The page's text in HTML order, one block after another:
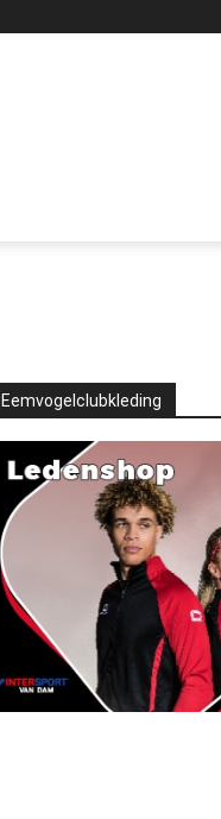
Eemvogelclubkleding